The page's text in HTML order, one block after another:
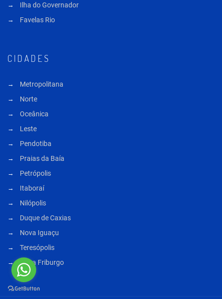
Ilha do Governador
Favelas Rio
CIDADES
Metropolitana
Norte
Oceânica
Leste
Pendotiba
Praias da Baía
Petrópolis
Itaboraí
Nilópolis
Duque de Caxias
Nova Iguaçu
Teresópolis
Nova Friburgo